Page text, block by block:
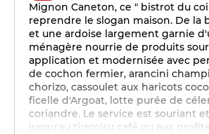
Mignon Caneton, ce " bistrot du
reprendre le slogan maison. De la
et une ardoise largement garnie
ménagère nourrie de produits
application et modernisée avec
de cochon fermier, arancini
chorizo, cassoulet aux haricots
ficelle d'Argoat, lotte purée de
coriandre. Le service est souriant
jusqu'au tiramisu café ou aux